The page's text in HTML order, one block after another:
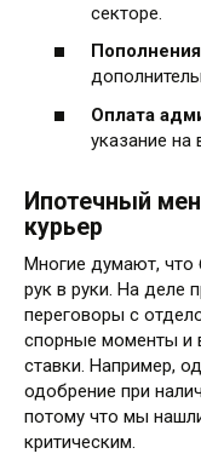
секторе.
Оплата
указание
Ипотечный
курьер
Многие думают, что
рук в руки. На деле
переговоры с
спорные моменты и
ставки. Например,
одобрение при
потому что мы
критическим.